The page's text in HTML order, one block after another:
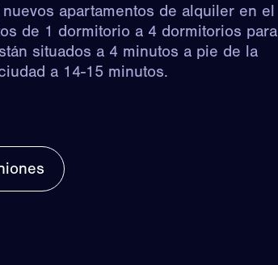
apartamentos de alquiler en el
de 1 dormitorio a 4 dormitorios para
situados a 4 minutos a pie de la
a 14-15 minutos.